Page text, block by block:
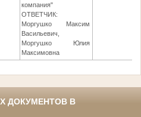
компания"
ОТВЕТЧИК:
Моргушко Максим
Васильевич,
Моргушко Юлия
Максимовна
ДОКУМЕНТОВ В